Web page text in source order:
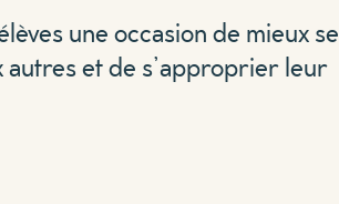
une occasion de mieux se
autres et de s’approprier leur